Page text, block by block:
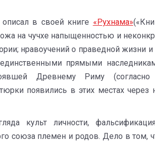
в своей книге «Рухнама»
на чучхе напыщенностью и
нравоучений о праведной жизни
прямыми
Древнему Риму (согласно
появились в этих местах через
культ личности,
союза племен и родов. Дело в том,